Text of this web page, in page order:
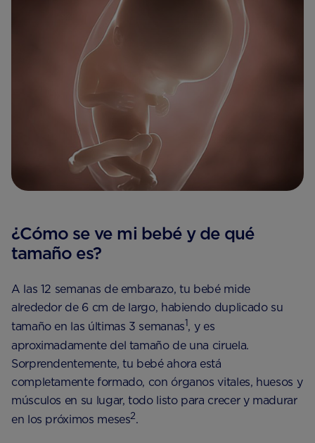
¿Cómo se ve mi bebé y de qué
tamaño es?
A las 12 semanas de embarazo, tu bebé mide
alrededor de 6 cm de largo, habiendo duplicado su
tamaño en las últimas 3 semanas1, y es
aproximadamente del tamaño de una ciruela.
Sorprendentemente, tu bebé ahora está
completamente formado, con órganos vitales, huesos y
músculos en su lugar, todo listo para crecer y madurar
en los próximos meses2.